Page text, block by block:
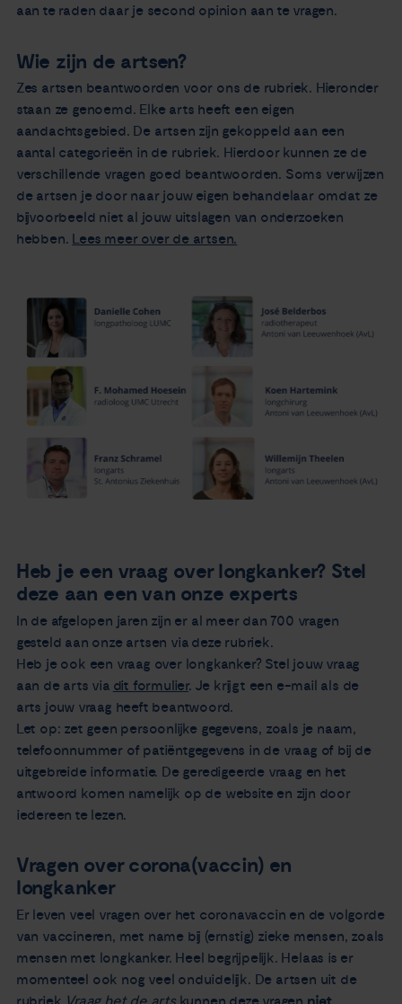
aan te raden daar je second opinion aan te vragen.
Wie zijn de artsen?
Zes artsen beantwoorden voor ons de rubriek. Hieronder
staan ze genoemd. Elke arts heeft een eigen
aandachtsgebied. De artsen zijn gekoppeld aan een
aantal categorieën in de rubriek. Hierdoor kunnen ze de
verschillende vragen goed beantwoorden. Soms verwijzen
de artsen je door naar jouw eigen behandelaar omdat ze
bijvoorbeeld niet al jouw uitslagen van onderzoeken
hebben. Lees meer over de artsen.
Heb je een vraag over longkanker? Stel
deze aan een van onze experts
In de afgelopen jaren zijn er al meer dan 700 vragen
gesteld aan onze artsen via deze rubriek.
Heb je ook een vraag over longkanker? Stel jouw vraag
aan de arts via dit formulier. Je krijgt een e-mail als de
arts jouw vraag heeft beantwoord.
Let op: zet geen persoonlijke gegevens, zoals je naam,
telefoonnummer of patiëntgegevens in de vraag of bij de
uitgebreide informatie. De geredigeerde vraag en het
antwoord komen namelijk op de website en zijn door
iedereen te lezen.
Vragen over corona(vaccin) en
longkanker
Er leven veel vragen over het coronavaccin en de volgorde
van vaccineren, met name bij (ernstig) zieke mensen, zoals
mensen met longkanker. Heel begrijpelijk. Helaas is er
momenteel ook nog veel onduidelijk. De artsen uit de